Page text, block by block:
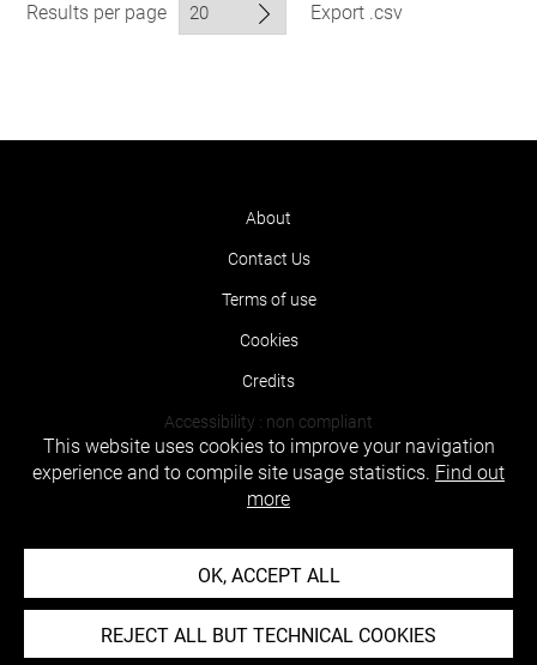
Results per page Export .csv
About
Contact Us
Terms of use
Cookies
Credits
Accessibility : non compliant
This website uses cookies to improve your navigation
experience and to compile site usage statistics. Find out
more
OK, ACCEPT ALL
REJECT ALL BUT TECHNICAL COOKIES